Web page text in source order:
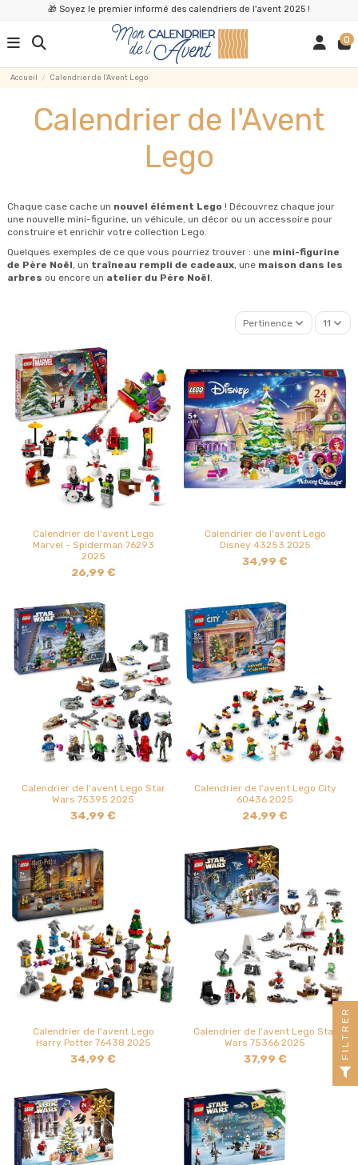
🎁 Soyez le premier informé des calendriers de l'avent 2025 !
0
Accueil Calendrier de l'Avent Lego
Calendrier de l'Avent
Lego
Chaque case cache un nouvel élément Lego ! Découvrez chaque jour
une nouvelle mini-figurine, un véhicule, un décor ou un accessoire pour
construire et enrichir votre collection Lego.
Quelques exemples de ce que vous pourriez trouver : une mini-figurine
de Père Noël, un traîneau rempli de cadeaux, une maison dans les
arbres ou encore un atelier du Père Noël.
Pertinence 11
Calendrier de l'avent Lego
Marvel - Spiderman 76293
2025
26,99 €
Calendrier de l'avent Lego
Disney 43253 2025
34,99 €
Calendrier de l'avent Lego Star
Wars 75395 2025
34,99 €
Calendrier de l'avent Lego City
60436 2025
24,99 €
Calendrier de l'avent Lego
Harry Potter 76438 2025
34,99 €
Calendrier de l'avent Lego Star
Wars 75366 2025
37,99 € FILTRER